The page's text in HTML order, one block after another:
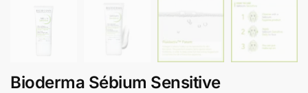
Bioderma Sébium Sensitive